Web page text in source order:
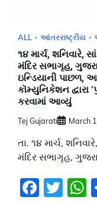
ALL આંતરરાષ્ટ્રીય
૧૪ માર્ચ, શનિવારે,
મંદિર સભાગૃહ,
ઇન્ડિયાની પાછળ,
કૉમ્યુનિકેશન
કરવામાં આવ્યું
Tej Gujarati March
તા. ૧૪ માર્ચ,
મંદિર સભાગૃહ,